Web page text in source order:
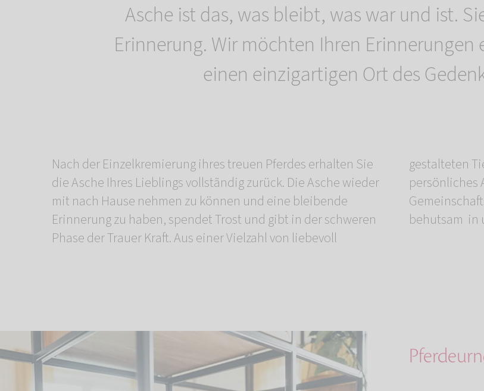
Asche ist das, was bleibt, was war und ist.
Erinnerung. Wir möchten Ihren
einen einzigartigen Ort des
Nach der Einzelkremierung ihres treuen Pferdes erhalten Sie
die Asche Ihres Lieblings vollständig zurück. Die Asche wieder
mit nach Hause nehmen zu können und eine bleibende
Erinnerung zu haben, spendet Trost und gibt in der schweren
Phase der Trauer Kraft. Aus einer Vielzahl von liebevoll
gestalteten Tierurnen und Schmuckstücken können Sie Ihr
persönliches Andenken wählen. Nach der
Gemeinschaftskremierung wird die Asche Ihres Pferdes von uns
behutsam in